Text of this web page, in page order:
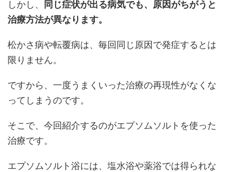
しかし、 同じ症状が出る病気でも、原因がちがうと
治療方法が異なります。
松かさ病や転覆病は、毎回同じ原因で発症するとは
限りません。
ですから、一度うまくいった治療の再現性がなくな
ってしまうのです。
そこで、今回紹介するのがエプソムソルトを使った
治療です。
エプソムソルト浴には、塩水浴や薬浴では得られな